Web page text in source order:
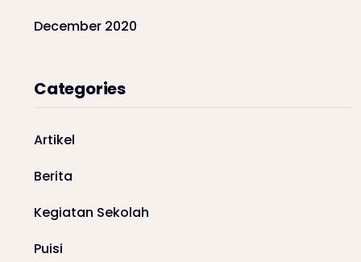
December 2020
Categories
Artikel
Berita
Kegiatan Sekolah
Puisi